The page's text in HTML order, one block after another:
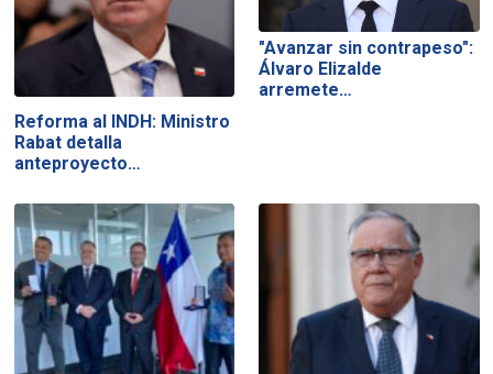
Reforma al INDH: Ministro
Rabat detalla
anteproyecto…
"Avanzar sin contrapeso":
Álvaro Elizalde
arremete…